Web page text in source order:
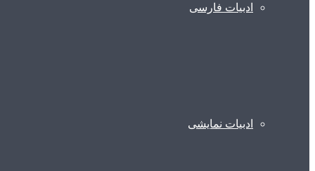
ادبیات فارسی
ادبیات نمایشی